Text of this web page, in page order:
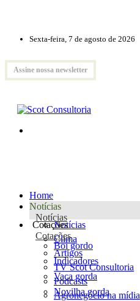
Sexta-feira, 7 de agosto de 2026
Assine nossa newsletter
Home
Notícias
Notícias
Notícias
Clima
Artigos
TV Scot Consultoria
Podcasts
Agronegócio na mídia
Cotações
Cotações
Boi gordo
Indicadores
Vaca gorda
Novilha gorda